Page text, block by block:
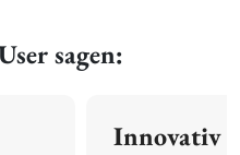
sagen:
Innovativ